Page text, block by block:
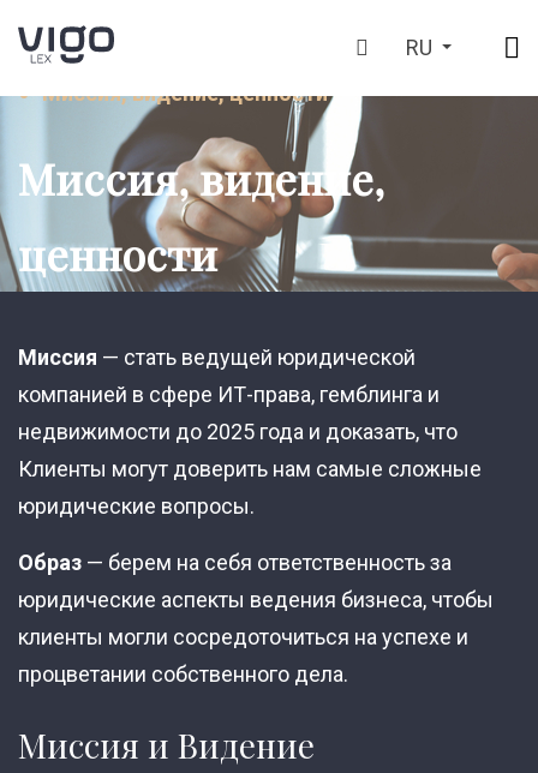
RU
>
Миссия, видение, ценности
Миссия, видение,
ценности
Миссия — стать ведущей юридической
компанией в сфере ИТ-права, гемблинга и
недвижимости до 2025 года и доказать, что
Клиенты могут доверить нам самые сложные
юридические вопросы.
Образ — берем на себя ответственность за
юридические аспекты ведения бизнеса, чтобы
клиенты могли сосредоточиться на успехе и
процветании собственного дела.
Миссия и Видение